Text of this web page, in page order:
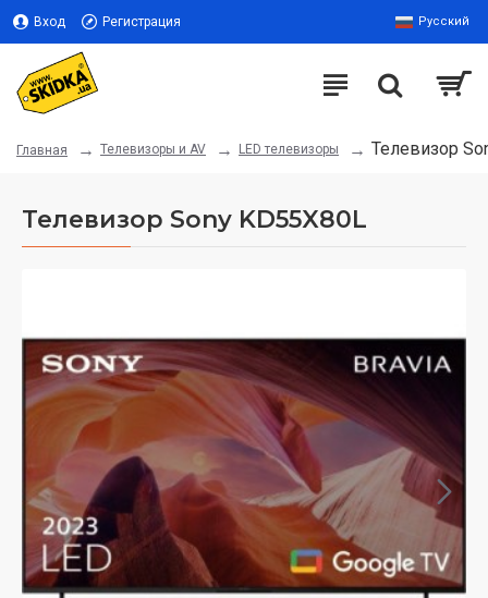
Вход Регистрация Русский
Главная Телевизоры и AV LED телевизоры Телевизор
Телевизор Sony KD55X80L